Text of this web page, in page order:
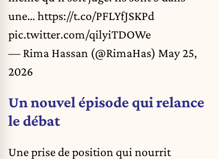
une… https://t.co/PFLYfJSKPd
pic.twitter.com/qilyiTDOWe
— Rima Hassan (@RimaHas) May 25,
2026
Un nouvel épisode qui relance
le débat
Une prise de position qui nourrit